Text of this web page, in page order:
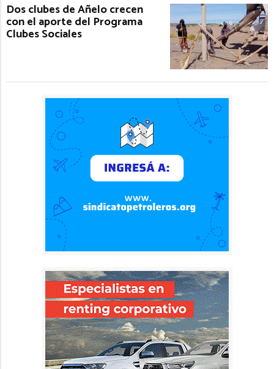
Dos clubes de Añelo crecen
con el aporte del Programa
Clubes Sociales